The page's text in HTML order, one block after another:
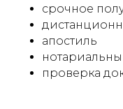
срочное
апостиль
проверка